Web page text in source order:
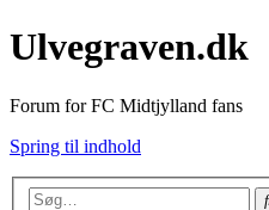
Ulvegraven.dk
Forum for FC Midtjylland fans
Spring til indhold